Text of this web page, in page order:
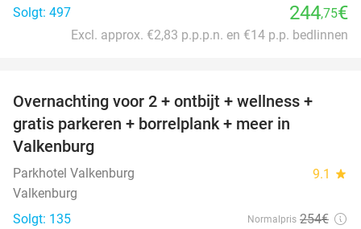
Solgt: 497
244,75€
Excl. approx. €2,83 p.p.p.n. en €14 p.p. bedlinnen
33%
Overnachting voor 2 + ontbijt + wellness +
gratis parkeren + borrelplank + meer in
Valkenburg
Parkhotel Valkenburg 9.1 star
Valkenburg
Solgt: 135
Normalpris 254€